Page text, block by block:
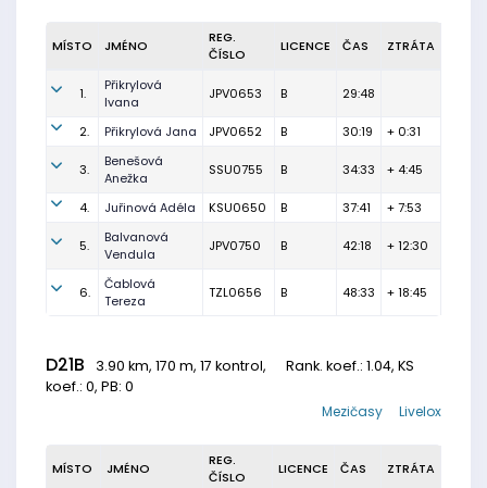
MÍSTO JMÉNO
REG.
ČÍSLO
LICENCE ČAS ZTRÁTA
1.
Přikrylová
Ivana
JPV0653 B 29:48
2. Přikrylová Jana JPV0652 B 30:19 + 0:31
3.
Benešová
Anežka
SSU0755 B 34:33 + 4:45
4. Juřinová Adéla KSU0650 B 37:41 + 7:53
5.
Balvanová
Vendula
JPV0750 B 42:18 + 12:30
6.
Čablová
Tereza
TZL0656 B 48:33 + 18:45
D21B 3.90 km, 170 m, 17 kontrol, Rank. koef.: 1.04, KS
koef.: 0, PB: 0
Livelox
Mezičasy
MÍSTO JMÉNO
REG.
ČÍSLO
LICENCE ČAS ZTRÁTA